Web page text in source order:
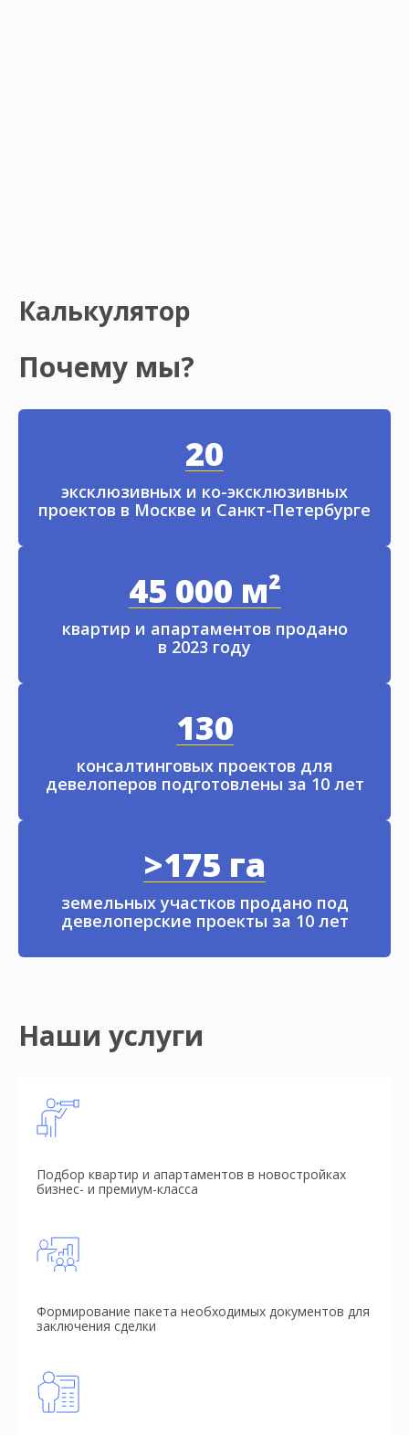
Калькулятор
Почему мы?
20
эксклюзивных и ко-эксклюзивных
проектов в Москве и Санкт-Петербурге
45 000 м²
квартир и апартаментов продано
в 2023 году
130
консалтинговых проектов для
девелоперов подготовлены за 10 лет
>175 га
земельных участков продано под
девелоперские проекты за 10 лет
Наши услуги
Подбор квартир и апартаментов в новостройках
бизнес- и премиум-класса
Формирование пакета необходимых документов для
заключения сделки